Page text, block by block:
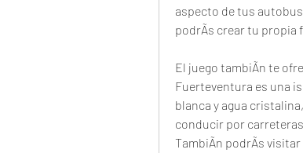
aspecto de tus
podrÃs crear tu propia
El juego tambiÃn te
Fuerteventura es una
blanca y agua
conducir por
TambiÃn podrÃs